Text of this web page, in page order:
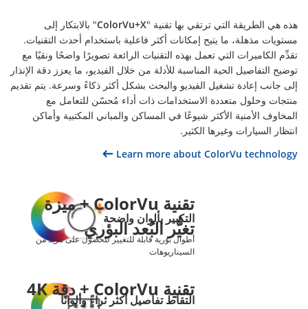
هذه هي الطريقة التي ترتقي بها تقنية "ColorVu+X" بالابتكار إلى
مستويات مذهلة، ما يتيح إمكانات أكثر فاعلية باستخدام أحدث التقنيات.
تقدِّم الكاميرات التي تعمل بهذه التقنيات الرائعة تصويرًا واضحًا ونقيًا مع
توضيح التفاصيل الحية المناسبة للأدلة من خلال الفيديو، ما يعزز دقة الإنذار
إلى جانب إعادة تشغيل الفيديو والبحث بشكل أكثر ذكاءً وسرعة. يتم تقديم
منتجات وحلول متعددة الاستخدامات ذات أداء مُحسّن للتعامل مع
المخاوف الأمنية الأكثر شيوعًا في المساكن والمباني المكتبية وأماكن
انتظار السيارات وغيرها الكثير.
Learn more about ColorVu technology
تقنية ColorVu + ميزة
تغيُّر البُعد البؤري
التكبير بألوان واضحة
أطوال بؤرية قابلة للتغيير للحصول على مزيد من
السيناريوهات
تقنية ColorVu + دقة 4K
التقاط تفاصيل أكثر ثراءً وألوانًا